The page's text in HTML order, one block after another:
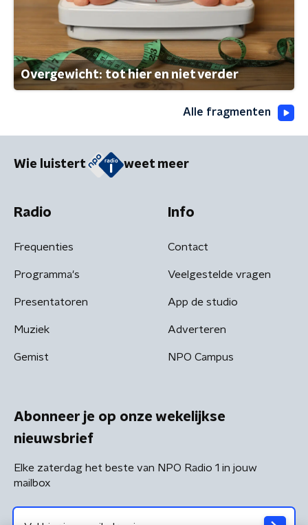
Overgewicht: tot hier en niet verder
Alle fragmenten
Wie luistert weet meer
Radio
Frequenties
Programma's
Presentatoren
Muziek
Gemist
Info
Contact
Veelgestelde vragen
App de studio
Adverteren
NPO Campus
Abonneer je op onze wekelijkse
nieuwsbrief
Elke zaterdag het beste van NPO Radio 1 in jouw
mailbox